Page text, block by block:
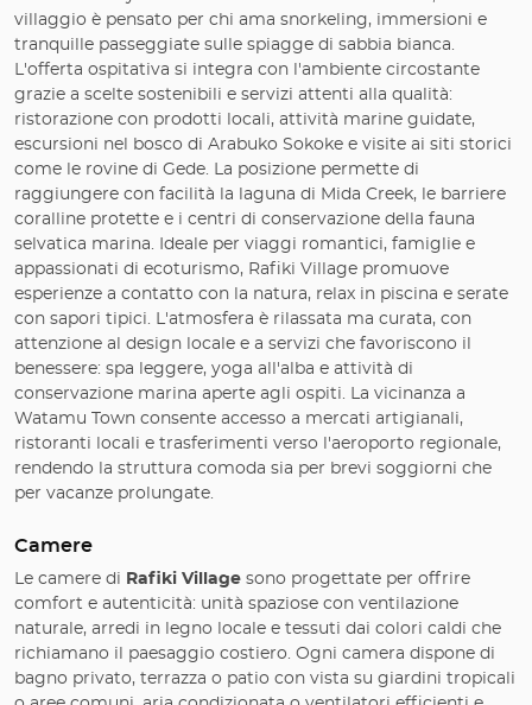
villaggio è pensato per chi ama snorkeling, immersioni e
tranquille passeggiate sulle spiagge di sabbia bianca.
L'offerta ospitativa si integra con l'ambiente circostante
grazie a scelte sostenibili e servizi attenti alla qualità:
ristorazione con prodotti locali, attività marine guidate,
escursioni nel bosco di Arabuko Sokoke e visite ai siti storici
come le rovine di Gede. La posizione permette di
raggiungere con facilità la laguna di Mida Creek, le barriere
coralline protette e i centri di conservazione della fauna
selvatica marina. Ideale per viaggi romantici, famiglie e
appassionati di ecoturismo, Rafiki Village promuove
esperienze a contatto con la natura, relax in piscina e serate
con sapori tipici. L'atmosfera è rilassata ma curata, con
attenzione al design locale e a servizi che favoriscono il
benessere: spa leggere, yoga all'alba e attività di
conservazione marina aperte agli ospiti. La vicinanza a
Watamu Town consente accesso a mercati artigianali,
ristoranti locali e trasferimenti verso l'aeroporto regionale,
rendendo la struttura comoda sia per brevi soggiorni che
per vacanze prolungate.
Camere
Le camere di Rafiki Village sono progettate per offrire
comfort e autenticità: unità spaziose con ventilazione
naturale, arredi in legno locale e tessuti dai colori caldi che
richiamano il paesaggio costiero. Ogni camera dispone di
bagno privato, terrazza o patio con vista su giardini tropicali